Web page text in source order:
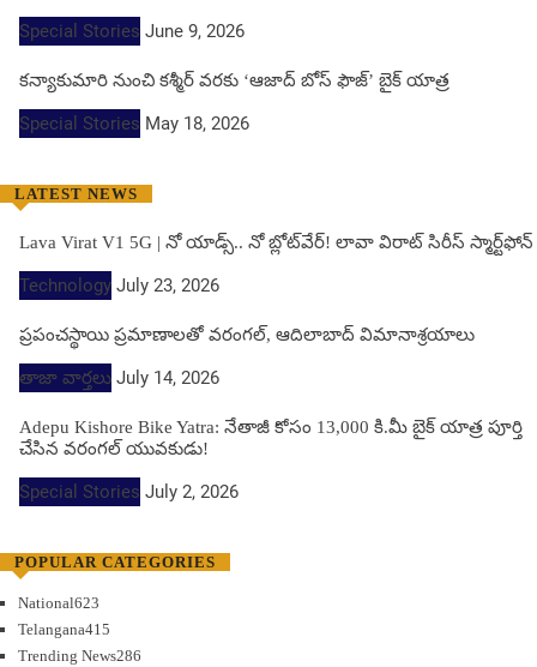
Special Stories June 9, 2026
కన్యాకుమారి నుంచి కశ్మీర్ వరకు ‘ఆజాద్ బోస్ ఫౌజ్’ బైక్ యాత్ర
Special Stories May 18, 2026
LATEST NEWS
Lava Virat V1 5G | నో యాడ్స్.. నో బ్లోట్‌వేర్! లావా విరాట్ సిరీస్ స్మార్ట్‌ఫోన్​
Technology July 23, 2026
ప్రపంచస్థాయి ప్రమాణాలతో వరంగల్, ఆదిలాబాద్ విమానాశ్రయాలు
తాజా వార్తలు July 14, 2026
Adepu Kishore Bike Yatra: నేతాజీ కోసం 13,000 కి.మీ బైక్ యాత్ర పూర్తి
చేసిన వరంగల్ యువకుడు!
Special Stories July 2, 2026
POPULAR CATEGORIES
National623
Telangana415
Trending News286